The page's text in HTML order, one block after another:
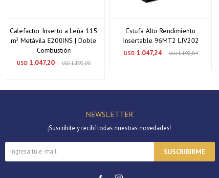
Calefactor Inserto a Leña 115
m² Metávila E200INS | Doble
Combustión
USD 1.047,20 USD1.190,00
Estufa Alto Rendimiento
Insertable 96MT2 LIV202
USD 1.047,24 USD1.190,04
NEWSLETTER
¡Suscribite y recibí todas nuestras novedades!
SUSCRIBIRME